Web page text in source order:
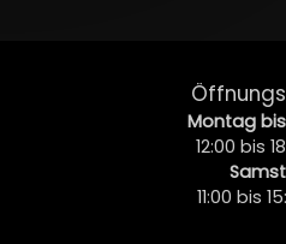
Montag
12:00 bis
11:00 bis